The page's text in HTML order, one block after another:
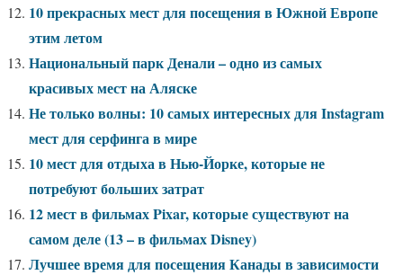
10 прекрасных мест для посещения в Южной Европе
этим летом
Национальный парк Денали – одно из самых
красивых мест на Аляске
Не только волны: 10 самых интересных для Instagram
мест для серфинга в мире
10 мест для отдыха в Нью-Йорке, которые не
потребуют больших затрат
12 мест в фильмах Pixar, которые существуют на
самом деле (13 – в фильмах Disney)
Лучшее время для посещения Канады в зависимости